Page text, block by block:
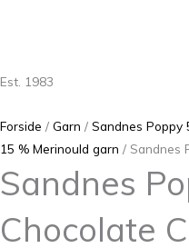
Est. 1983
Forside / Garn / Sandnes Poppy
15 % Merinould garn / Sandnes
Sandnes
Chocolate